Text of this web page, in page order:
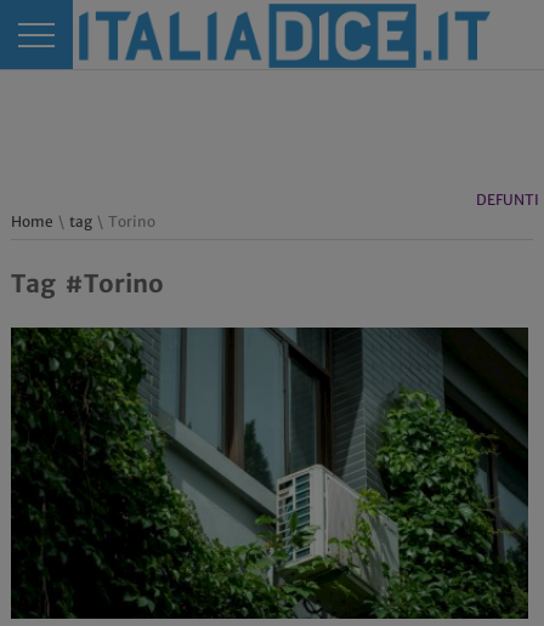
DEFUNTI
Home \ tag\ Torino
Tag #Torino